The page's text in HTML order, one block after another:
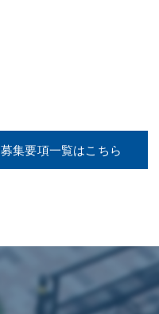
募集要項一覧はこちら